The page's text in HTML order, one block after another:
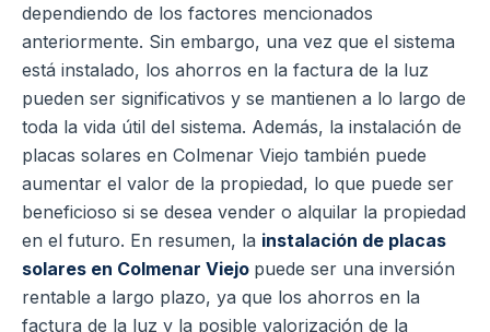
dependiendo de los factores mencionados
anteriormente. Sin embargo, una vez que el sistema
está instalado, los ahorros en la factura de la luz
pueden ser significativos y se mantienen a lo largo de
toda la vida útil del sistema. Además, la instalación de
placas solares en Colmenar Viejo también puede
aumentar el valor de la propiedad, lo que puede ser
beneficioso si se desea vender o alquilar la propiedad
en el futuro. En resumen, la instalación de placas
solares en Colmenar Viejo puede ser una inversión
rentable a largo plazo, ya que los ahorros en la
factura de la luz y la posible valorización de la